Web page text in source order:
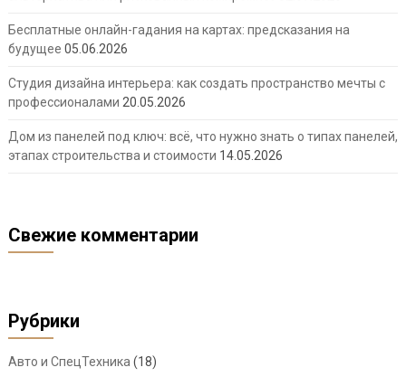
Бесплатные онлайн-гадания на картах: предсказания на
будущее 05.06.2026
Студия дизайна интерьера: как создать пространство мечты с
профессионалами 20.05.2026
Дом из панелей под ключ: всё, что нужно знать о типах панелей,
этапах строительства и стоимости 14.05.2026
Свежие комментарии
Рубрики
Авто и СпецТехника (18)